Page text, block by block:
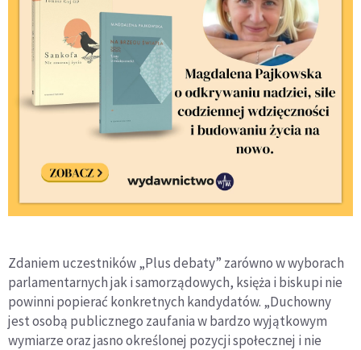
Zdaniem uczestników „Plus debaty” zarówno w wyborach
parlamentarnych jak i samorządowych, księża i biskupi nie
powinni popierać konkretnych kandydatów. „Duchowny
jest osobą publicznego zaufania w bardzo wyjątkowym
wymiarze oraz jasno określonej pozycji społecznej i nie